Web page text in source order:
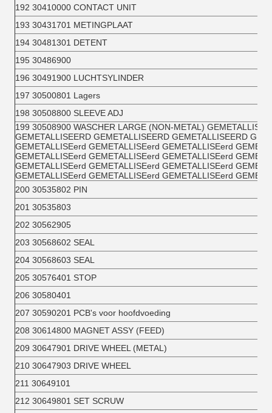
192 30410000 CONTACT UNIT
193 30431701 METINGPLAAT
194 30481301 DETENT
195 30486900
196 30491900 LUCHTSYLINDER
197 30500801 Lagers
198 30508800 SLEEVE ADJ
199 30508900 WASCHER LARGE (NON-METAL)
GEMETALLISEERD GEMETALLISEERD GEMETALLISEERD
GEMETALLISEerd GEMETALLISEerd GEMETALLISEerd
GEMETALLISEerd GEMETALLISEerd GEMETALLISEerd
GEMETALLISEerd GEMETALLISEerd GEMETALLISEerd
GEMETALLISEerd GEMETALLISEerd GEMETALLISEerd
200 30535802 PIN
201 30535803
202 30562905
203 30568602 SEAL
204 30568603 SEAL
205 30576401 STOP
206 30580401
207 30590201 PCB's voor hoofdvoeding
208 30614800 MAGNET ASSY (FEED)
209 30647901 DRIVE WHEEL (METAL)
210 30647903 DRIVE WHEEL
211 30649101
212 30649801 SET SCRUW